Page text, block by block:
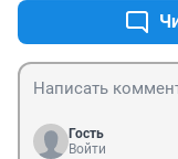
Гость
Войти